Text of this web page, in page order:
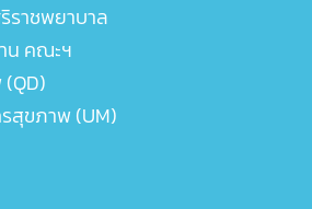
าชพยาบาล
น คณะฯ
สุขภาพ (UM)